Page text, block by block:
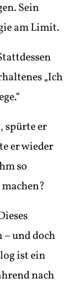
Sein
am Limit.
„Ich
spürte er
er wieder
so
– und doch
ist ein
nach